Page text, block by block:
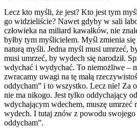
Lecz kto myśli, że jest? Kto jest tym
go widzieliście? Nawet gdyby w sali
człowieka na miliard kawałków, nie
byłby tym myślicielem. Myśl zmienia
naturą myśli. Jedna myśl musi umrzeć,
musi umrzeć, by wydech się narodził.
wdychać i wydychać. To niemożliwe –
zwracamy uwagi na tę małą
oddycham” i to wszystko. Lecz nie! Za
nie ma nikogo. Jest tylko oddychający
wdychającym wdechem, muszę umrzeć
wydech. I tutaj znów z powodu
oddycham”.